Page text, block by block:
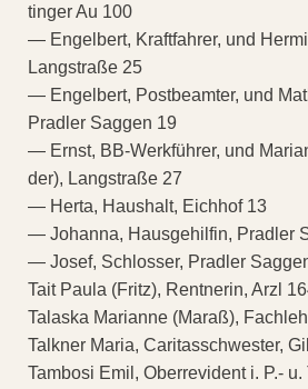
tinger Au 100
— Engelbert, Kraftfahrer, und
Langstraße 25
— Engelbert, Postbeamter, und
Pradler Saggen 19
— Ernst, BB-Werkführer, und
der), Langstraße 27
— Herta, Haushalt, Eichhof 13
— Johanna, Hausgehilfin, Pradler
— Josef, Schlosser, Pradler
Tait Paula (Fritz), Rentnerin, Arzl
Talaska Marianne (Maraß),
Talkner Maria, Caritasschwester,
Tambosi Emil, Oberrevident i. P.-